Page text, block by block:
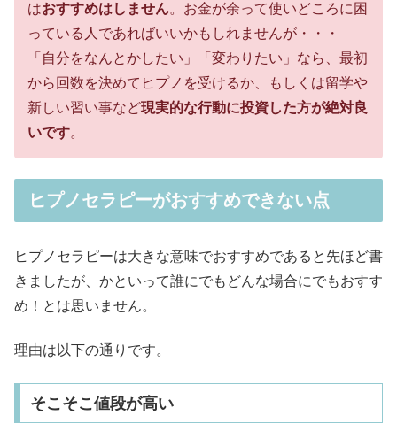
はおすすめはしません。お金が余って使いどころに困
っている人であればいいかもしれませんが・・・
「自分をなんとかしたい」「変わりたい」なら、最初
から回数を決めてヒプノを受けるか、もしくは留学や
新しい習い事など現実的な行動に投資した方が絶対良
いです。
ヒプノセラピーがおすすめできない点
ヒプノセラピーは大きな意味でおすすめであると先ほど書
きましたが、かといって誰にでもどんな場合にでもおすす
め！とは思いません。
理由は以下の通りです。
そこそこ値段が高い